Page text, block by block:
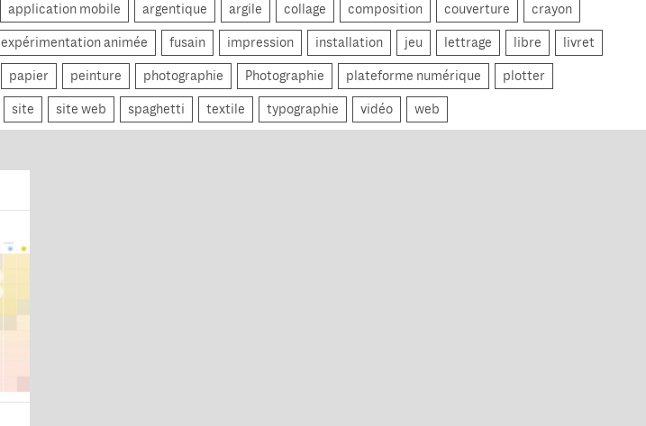
application mobile argentique argile collage composition couverture crayon
expérimentation animée fusain impression installation jeu lettrage libre livret
papier peinture photographie Photographie plateforme numérique plotter
site site web spaghetti textile typographie vidéo web